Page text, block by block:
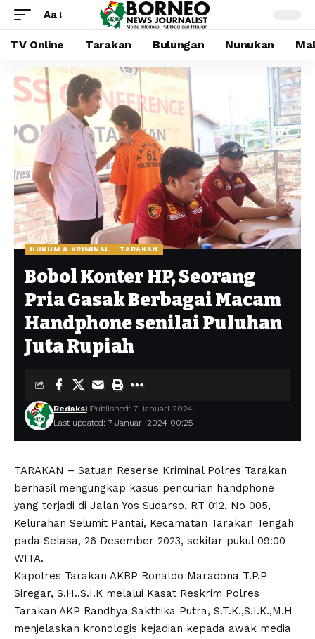
Aa
TV Online Tarakan Bulungan Nunukan
HUKUM & KRIMINAL TARAKAN
Bobol Konter HP, Seorang
Pria Gasak Berbagai Macam
Handphone senilai Puluhan
Juta Rupiah
Last updated: 7 Januari 2024 00:25
Redaksi Published: 7 Januari 2024
TARAKAN – Satuan Reserse Kriminal Polres Tarakan
berhasil mengungkap kasus pencurian handphone
yang terjadi di Jalan Yos Sudarso, RT 012, No 005,
Kelurahan Selumit Pantai, Kecamatan Tarakan Tengah
pada Selasa, 26 Desember 2023, sekitar pukul 09:00
WITA.
Kapolres Tarakan AKBP Ronaldo Maradona T.P.P
Siregar, S.H.,S.I.K melalui Kasat Reskrim Polres
Tarakan AKP Randhya Sakthika Putra, S.T.K.,S.I.K.,M.H
menjelaskan kronologis kejadian kepada awak media